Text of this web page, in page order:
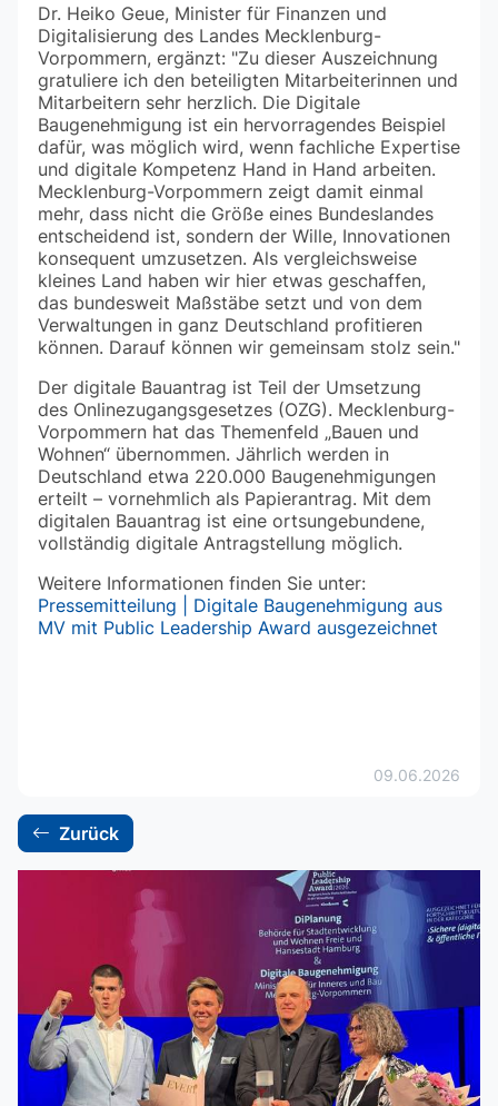
Dr. Heiko Geue, Minister für Finanzen und
Digitalisierung des Landes Mecklenburg-
Vorpommern, ergänzt: "Zu dieser Auszeichnung
gratuliere ich den beteiligten Mitarbeiterinnen und
Mitarbeitern sehr herzlich. Die Digitale
Baugenehmigung ist ein hervorragendes Beispiel
dafür, was möglich wird, wenn fachliche Expertise
und digitale Kompetenz Hand in Hand arbeiten.
Mecklenburg-Vorpommern zeigt damit einmal
mehr, dass nicht die Größe eines Bundeslandes
entscheidend ist, sondern der Wille, Innovationen
konsequent umzusetzen. Als vergleichsweise
kleines Land haben wir hier etwas geschaffen,
das bundesweit Maßstäbe setzt und von dem
Verwaltungen in ganz Deutschland profitieren
können. Darauf können wir gemeinsam stolz sein."
Der digitale Bauantrag ist Teil der Umsetzung
des Onlinezugangsgesetzes (OZG). Mecklenburg-
Vorpommern hat das Themenfeld „Bauen und
Wohnen“ übernommen. Jährlich werden in
Deutschland etwa 220.000 Baugenehmigungen
erteilt – vornehmlich als Papierantrag. Mit dem
digitalen Bauantrag ist eine ortsungebundene,
vollständig digitale Antragstellung möglich.
Weitere Informationen finden Sie unter:
Pressemitteilung | Digitale Baugenehmigung aus
MV mit Public Leadership Award ausgezeichnet
09.06.2026
backward Zurück